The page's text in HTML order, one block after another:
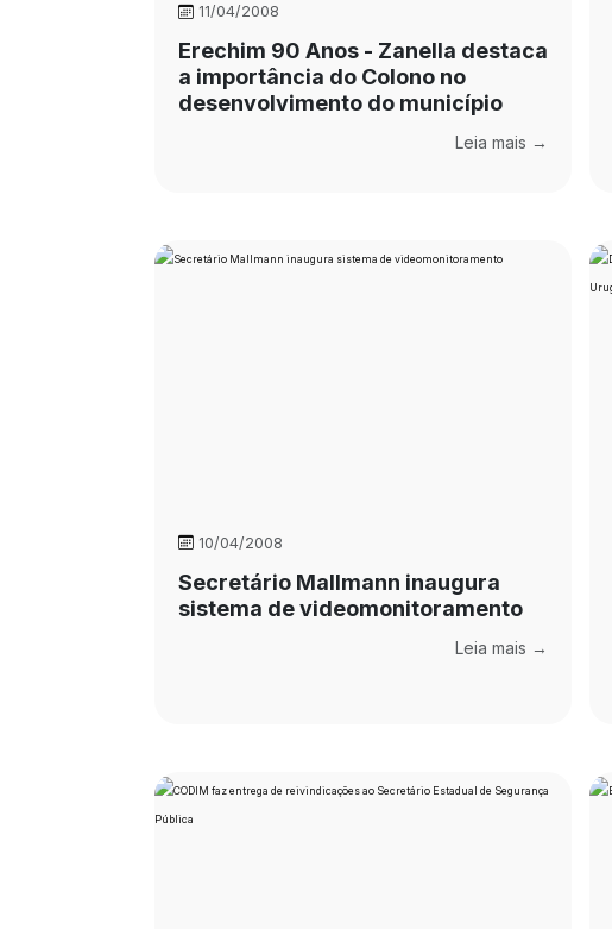
11/04/2008
Erechim 90 Anos - Zanella destaca
a importância do Colono no
desenvolvimento do município
Leia mais →
10/04/2008
Secretário Mallmann inaugura
sistema de videomonitoramento
Leia mais →